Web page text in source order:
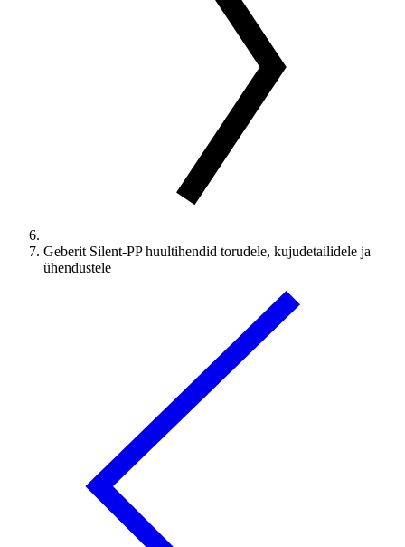
Geberit Silent-PP huultihendid torudele, kujudetailidele ja
ühendustele